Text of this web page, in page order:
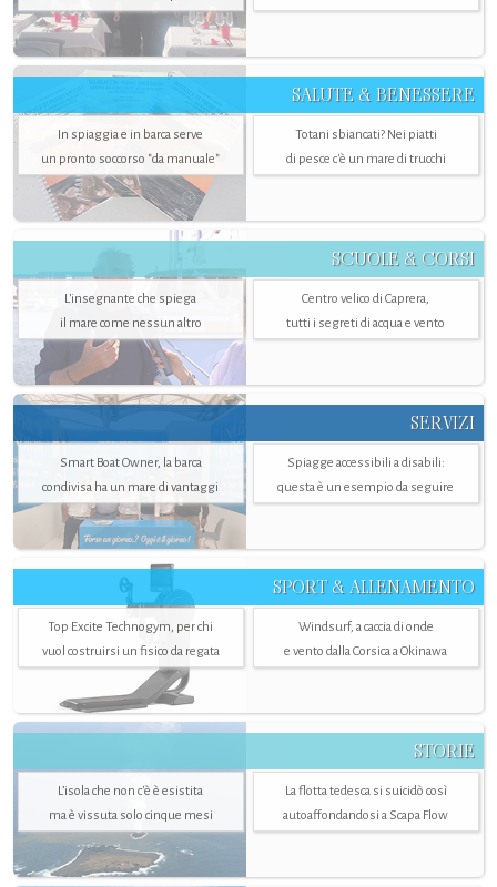
SALUTE & BENESSERE
In spiaggia e in barca serve
un pronto soccorso "da manuale"
Totani sbiancati? Nei piatti
di pesce c'è un mare di trucchi
SCUOLE & CORSI
L'insegnante che spiega
il mare come nessun altro
Centro velico di Caprera,
tutti i segreti di acqua e vento
SERVIZI
Smart Boat Owner, la barca
condivisa ha un mare di vantaggi
Spiagge accessibili a disabili:
questa è un esempio da seguire
SPORT & ALLENAMENTO
Top Excite Technogym, per chi
vuol costruirsi un fisico da regata
Windsurf, a caccia di onde
e vento dalla Corsica a Okinawa
STORIE
L’isola che non c'è è esistita
ma è vissuta solo cinque mesi
La flotta tedesca si suicidò così
autoaffondandosi a Scapa Flow